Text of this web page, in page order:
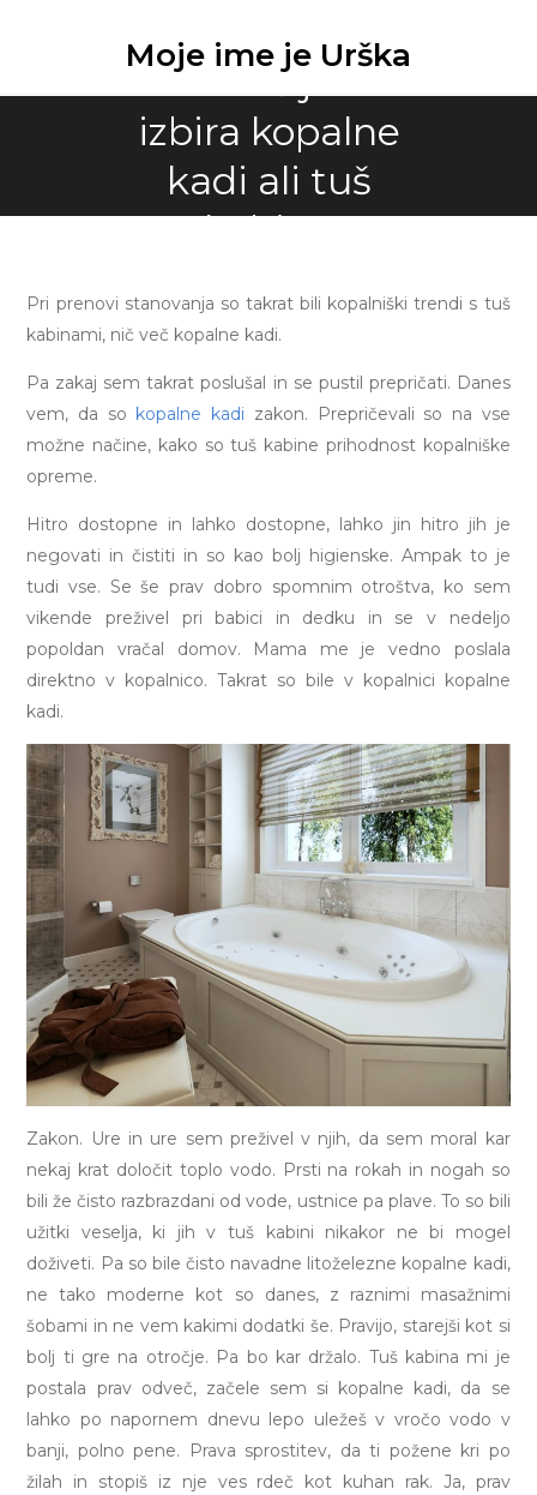
Moje ime je Urška
Premišljena
izbira kopalne
kadi ali tuš
kabine
Pri prenovi stanovanja so takrat bili kopalniški trendi s tuš
kabinami, nič več kopalne kadi.
Pa zakaj sem takrat poslušal in se pustil prepričati. Danes
vem, da so kopalne kadi zakon. Prepričevali so na vse
možne načine, kako so tuš kabine prihodnost kopalniške
opreme.
Hitro dostopne in lahko dostopne, lahko jin hitro jih je
negovati in čistiti in so kao bolj higienske. Ampak to je
tudi vse. Se še prav dobro spomnim otroštva, ko sem
vikende preživel pri babici in dedku in se v nedeljo
popoldan vračal domov. Mama me je vedno poslala
direktno v kopalnico. Takrat so bile v kopalnici kopalne
kadi.
Zakon. Ure in ure sem preživel v njih, da sem moral kar
nekaj krat določit toplo vodo. Prsti na rokah in nogah so
bili že čisto razbrazdani od vode, ustnice pa plave. To so bili
užitki veselja, ki jih v tuš kabini nikakor ne bi mogel
doživeti. Pa so bile čisto navadne litoželezne kopalne kadi,
ne tako moderne kot so danes, z raznimi masažnimi
šobami in ne vem kakimi dodatki še. Pravijo, starejši kot si
bolj ti gre na otročje. Pa bo kar držalo. Tuš kabina mi je
postala prav odveč, začele sem si kopalne kadi, da se
lahko po napornem dnevu lepo uležeš v vročo vodo v
banji, polno pene. Prava sprostitev, da ti požene kri po
žilah in stopiš iz nje ves rdeč kot kuhan rak. Ja, prav